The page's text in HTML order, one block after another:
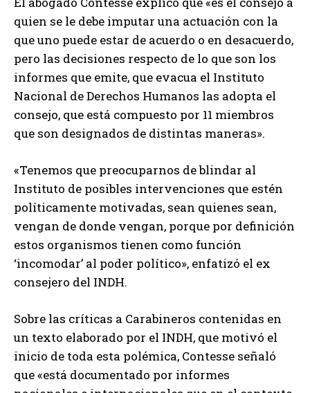
quien se le debe imputar una actuación con la
que uno puede estar de acuerdo o en desacuerdo,
pero las decisiones respecto de lo que son los
informes que emite, que evacua el Instituto
Nacional de Derechos Humanos las adopta el
consejo, que está compuesto por 11 miembros
que son designados de distintas maneras».
«Tenemos que preocuparnos de blindar al
Instituto de posibles intervenciones que estén
políticamente motivadas, sean quienes sean,
vengan de donde vengan, porque por definición
estos organismos tienen como función
‘incomodar’ al poder político», enfatizó el ex
consejero del INDH.
Sobre las críticas a Carabineros contenidas en
un texto elaborado por el INDH, que motivó el
inicio de toda esta polémica, Contesse señaló
que «está documentado por informes